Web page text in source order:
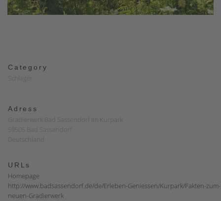
Category
Schlager
Adress
Gradierwerk Bad Sassendorf Im Kurpark
59505 Bad Sassendorf
Deutschland
URLs
Homepage
http://www.badsassendorf.de/de/Erleben-Geniessen/Kurpark/Fakten-zum-
neuen-Gradierwerk